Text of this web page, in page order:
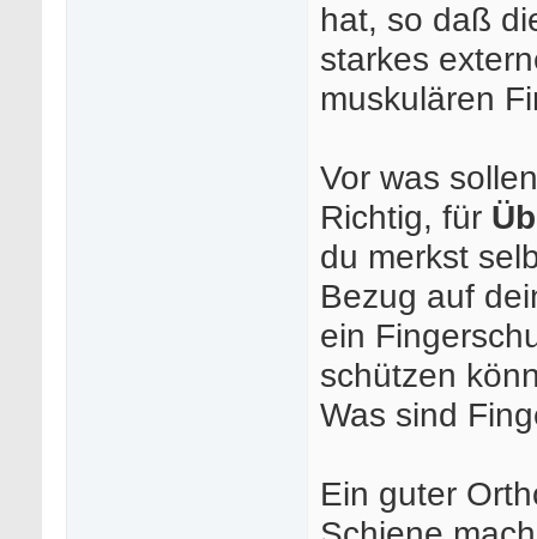
hat, so daß
starkes
muskulären
Vor was
Richtig, für
du merkst
Bezug auf
ein
schützen
Was sind
Ein guter